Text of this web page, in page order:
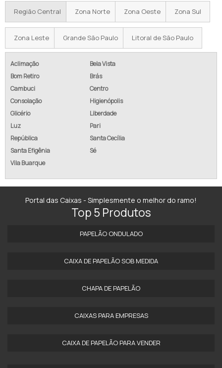
Região Central Zona Norte Zona Oeste Zona Sul
Zona Leste Grande São Paulo Litoral de São Paulo
Aclimação
Bela Vista
Bom Retiro
Brás
Cambuci
Centro
Consolação
Higienópolis
Glicério
Liberdade
Luz
Pari
República
Santa Cecília
Santa Efigênia
Sé
Vila Buarque
Portal das Caixas - Simplesmente o melhor do ramo!
Top 5 Produtos
PAPELÃO ONDULADO
CAIXA DE PAPELÃO SOB MEDIDA
CHAPA DE PAPELÃO
CAIXAS PARA EMPRESAS
CAIXA DE PAPELÃO PARA VENDER